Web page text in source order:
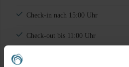
Check-in nach 15:00 Uhr
Check-out bis 11:00 Uhr